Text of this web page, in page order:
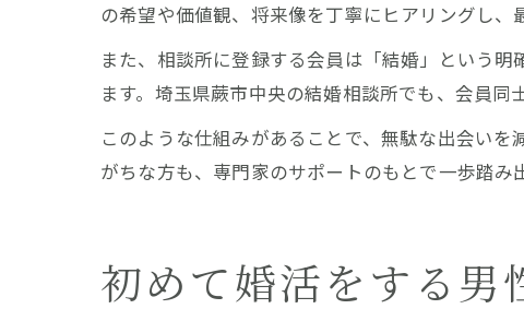
の希望や価値観、将来像を丁寧にヒアリングし、
また、相談所に登録する会員は「結婚」という
ます。埼玉県蕨市中央の結婚相談所でも、会員同
このような仕組みがあることで、無駄な出会い
がちな方も、専門家のサポートのもとで一歩踏み
初めて婚活をする男